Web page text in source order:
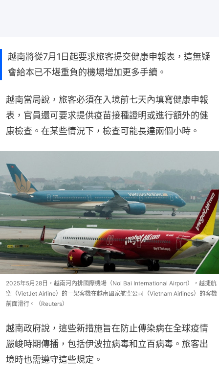
越南將從7月1日起要求旅客提交健康申報表，這無疑
會給本已不堪重負的機場增加更多手續。
越南當局說，旅客必須在入境前七天內填寫健康申報
表，官員還可要求提供疫苗接種證明或進行額外的健
康檢查。在某些情況下，檢查可能長達兩個小時。
2025年5月28日，越南河內排國際機場（Noi Bai International Airport），越捷航
空（VietJet Airline）的一架客機在越南國家航空公司（Vietnam Airlines）的客機
前面滑行。（Reuters）
越南政府說，這些新措施旨在防止傳染病在全球疫情
嚴峻時期傳播，包括伊波拉病毒和立百病毒。旅客出
境時也需遵守這些規定。